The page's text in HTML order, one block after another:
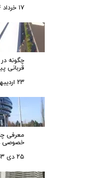
۱۷ خرداد ۰۴
چگونه
قربانی
۲۳ اردیبهشت ۰۴
معرفی
خصوصی
۲۵ دی ۰۳